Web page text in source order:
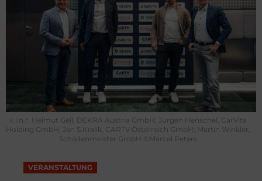
v.l.n.r. Helmut Geil, DEKRA Austria GmbH; Jürgen Henschel, CarVita
Holding GmbH; Jan S.Kralik, CARTV Österreich GmbH; Martin Winkler,
Schadenmeister GmbH ©Marcel Peters
VERANSTALTUNG